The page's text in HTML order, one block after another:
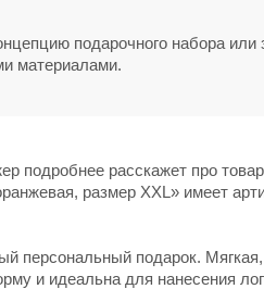
подарочного набора или
материалами.
подробнее расскажет про
размер XXL» имеет
персональный подарок.
и идеальна для нанесения